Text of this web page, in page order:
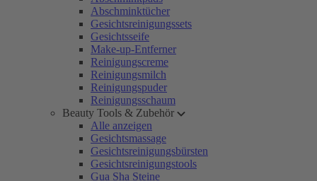
Abschminktücher
Gesichtsreinigungssets
Gesichtsseife
Make-up-Entferner
Reinigungscreme
Reinigungsmilch
Reinigungspuder
Reinigungsschaum
Beauty Tools & Zubehör
Alle anzeigen
Gesichtsmassage
Gesichtsreinigungsbürsten
Gesichtsreinigungstools
Gua Sha Steine